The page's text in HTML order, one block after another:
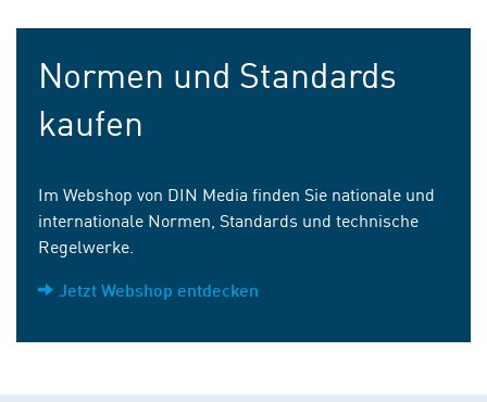
Normen und Standards
kaufen
Im Webshop von DIN Media finden Sie nationale und
internationale Normen, Standards und technische
Regelwerke.
Jetzt Webshop entdecken